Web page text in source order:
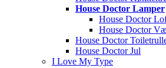
House Doctor Lamper
House Doctor
House Doctor
House Doctor
House Doctor Jul
I Love My Type